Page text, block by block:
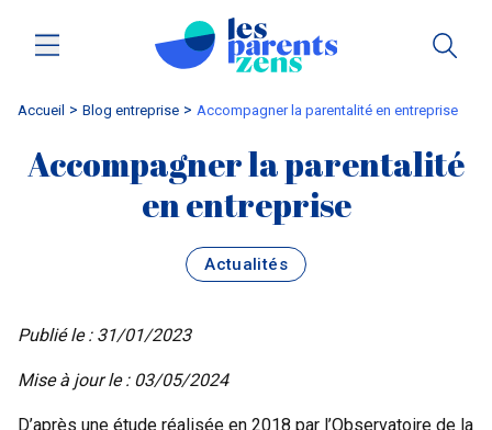
Accueil blog entreprise Accompagner la parentalité en entreprise
Accompagner la parentalité
en entreprise
Actualités
Publié le : 31/01/2023
Mise à jour le : 03/05/2024
D’après une étude réalisée en 2018 par l’Observatoire de la